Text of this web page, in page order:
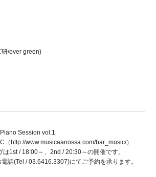
研/ever green)
Session vol.1
（http://www.musicaanossa.com/bar_music/）
は1st / 18:00～、2nd / 20:30～の開催です。
話(Tel / 03.6416.3307)にてご予約を承ります。